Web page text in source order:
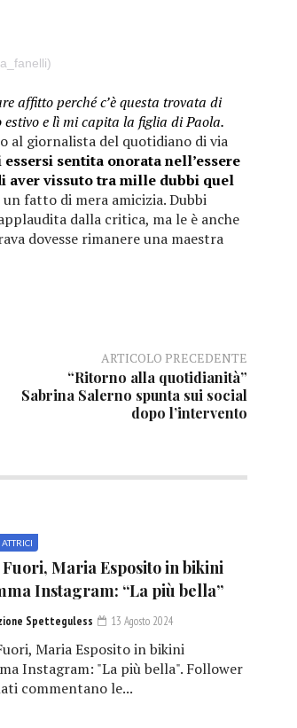
affitto perché c’è questa trovata di
e lì mi capita la figlia di Paola.
al giornalista del quotidiano di via
sentita onorata nell’essere
aver vissuto tra mille dubbi quel
fatto di mera amicizia. Dubbi
dalla critica, ma le è anche
dovesse rimanere una maestra
ARTICOLO PRECEDENTE
“Ritorno alla quotidianità”
Sabrina Salerno spunta sui social
dopo l’intervento
Maria Esposito in bikini
Instagram: “La più bella”
Spetteguless 13 Agosto 2024
Maria Esposito in bikini
Instagram: "La più bella". Follower
commentano le...